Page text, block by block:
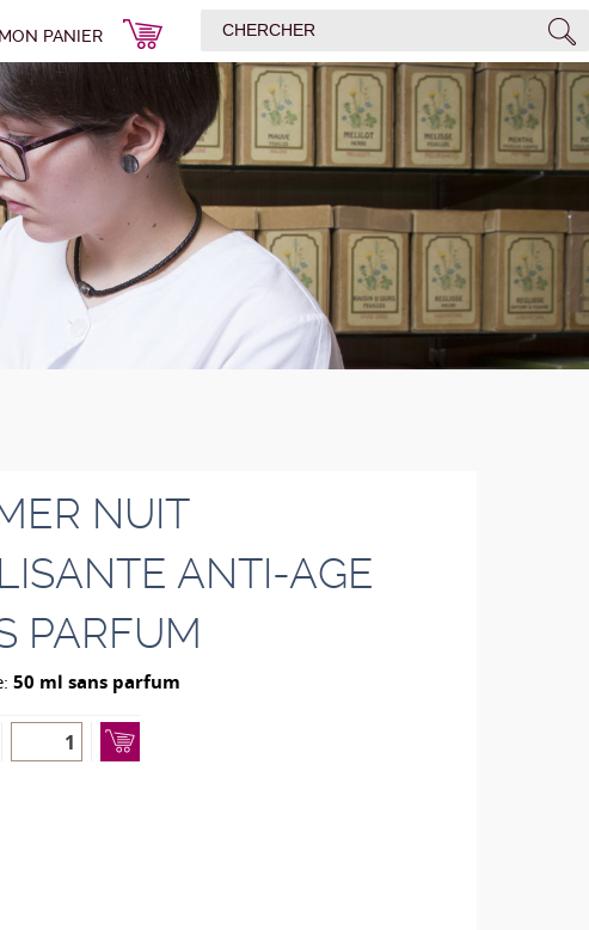
MON PANIER
NUIT
ANTI-AGE
PARFUM
50 ml sans parfum